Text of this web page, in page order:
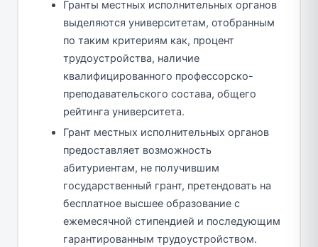
Гранты местных исполнительных органов
выделяются университетам, отобранным
по таким критериям как, процент
трудоустройства, наличие
квалифицированного профессорско-
преподавательского состава, общего
рейтинга университета.
Грант местных исполнительных органов
предоставляет возможность
абитуриентам, не получившим
государственный грант, претендовать на
бесплатное высшее образование с
ежемесячной стипендией и последующим
гарантированным трудоустройством.